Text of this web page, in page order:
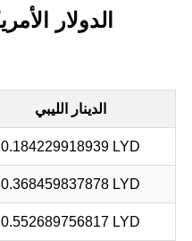
الدولار
الدينار الليبي
0.184229918939 LYD
0.368459837878 LYD
0.552689756817 LYD